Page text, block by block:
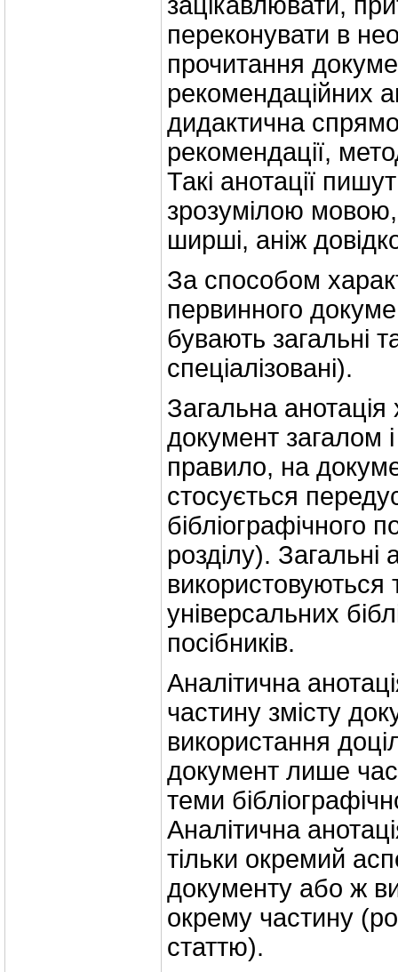
переконувати в
прочитання
рекомендаційних
дидактична
рекомендації,
Такі анотації
зрозумілою
ширші, аніж
За способом
первинного
бувають загальні
спеціалізовані).
Загальна анотація
документ загалом
правило, на
стосується
бібліографічного
розділу). Загальні
використовуються
універсальних
посібників.
Аналітична
частину змісту
використання
документ лише
теми
Аналітична
тільки окремий
документу або ж
окрему частину
статтю).